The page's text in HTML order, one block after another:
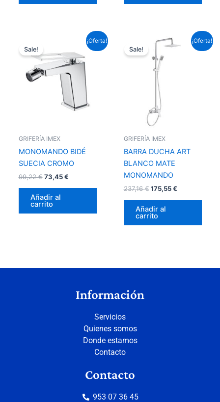
¡Oferta!
Sale!
GRIFERÍA IMEX
MONOMANDO BIDÉ
SUECIA CROMO
99,22€
original
era:
99,22 €.
73,45€
precio
actual
es:
73,45 €.
Añadir al
carrito
¡Oferta!
Sale!
GRIFERÍA IMEX
BARRA DUCHA ART
BLANCO MATE
MONOMANDO
237,16€
precio
original
era:
237,16 €.
175,55€
precio
Añadir al
carrito
Información
Servicios
Quienes somos
Donde estamos
Contacto
Contacto
953 07 36 45